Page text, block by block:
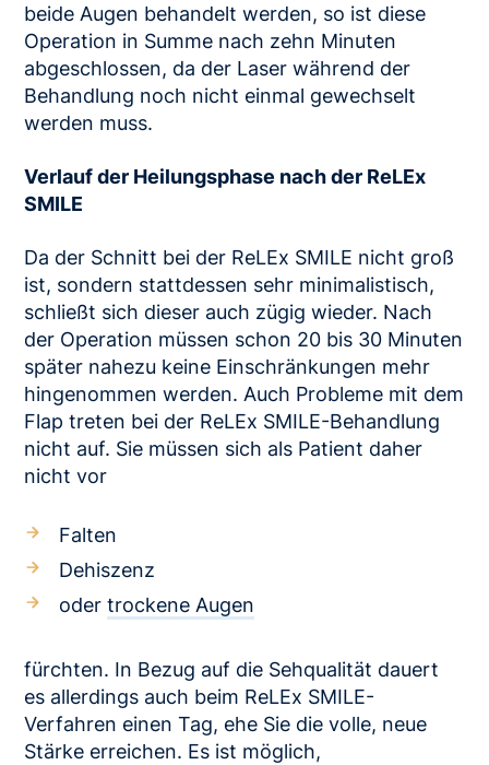
beide Augen behandelt werden, so ist diese
Operation in Summe nach zehn Minuten
abgeschlossen, da der Laser während der
Behandlung noch nicht einmal gewechselt
werden muss.
Verlauf der Heilungsphase nach der ReLEx
SMILE
Da der Schnitt bei der ReLEx SMILE nicht groß
ist, sondern stattdessen sehr minimalistisch,
schließt sich dieser auch zügig wieder. Nach
der Operation müssen schon 20 bis 30 Minuten
später nahezu keine Einschränkungen mehr
hingenommen werden. Auch Probleme mit dem
Flap treten bei der ReLEx SMILE-Behandlung
nicht auf. Sie müssen sich als Patient daher
nicht vor
Falten
Dehiszenz
odertrockene Augen
fürchten. In Bezug auf die Sehqualität dauert
es allerdings auch beim ReLEx SMILE-
Verfahren einen Tag, ehe Sie die volle, neue
Stärke erreichen. Es ist möglich,